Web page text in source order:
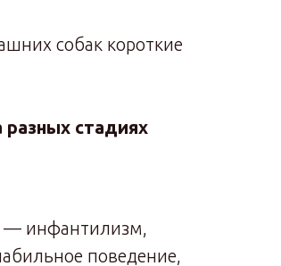
собак короткие
разных стадиях
— инфантилизм,
поведение,